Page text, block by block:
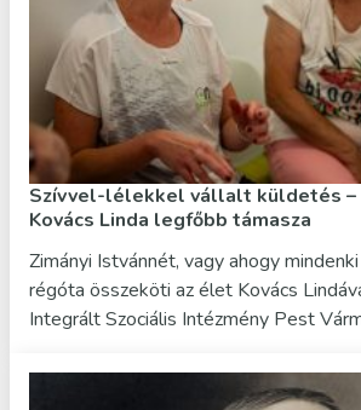
Szívvel-lélekkel vállalt küldetés –
Kovács Linda legfőbb támasza
Zimányi Istvánnét, vagy ahogy
régóta összeköti az élet Kovács
Integrált Szociális Intézmény Pest